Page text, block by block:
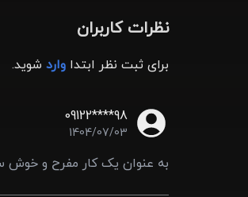
نظرات کاربران
برای ثبت نظر ابتدا وارد شوید.
09122****98
1404/07/03
به عنوان یک کار مفرح و خوش